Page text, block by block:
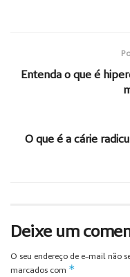
Entenda o que é
O que é a cárie
Deixe um
O seu endereço de e-mail não
marcados com *